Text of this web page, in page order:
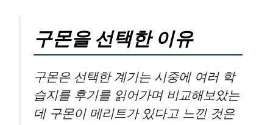
구몬을 선택한 이유
구몬은 선택한 계기는 시중에 여러 학
습지를 후기를 읽어가며 비교해보았는
데 구몬이 메리트가 있다고 느낀 것은